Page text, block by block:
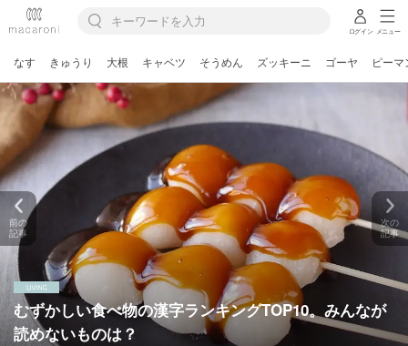
ログイン メニュー
なす きゅうり 大根 キャベツ そうめん ズッキーニ ゴーヤ ピーマ
むずかしい食べ物の漢字ランキングTOP10。みんなが
読めないものは？
前の
記事
次の
記事